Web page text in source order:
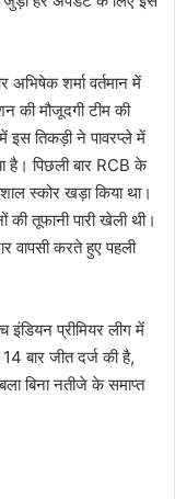
शर्मा वर्तमान में
की मौजूदगी टीम की
तिकड़ी ने पावरप्ले में
है। पिछली बार RCB के
स्कोर खड़ा किया था।
तूफानी पारी खेली थी।
वापसी करते हुए पहली
प्रीमियर लीग में
बार जीत दर्ज की है,
बिना नतीजे के समाप्त